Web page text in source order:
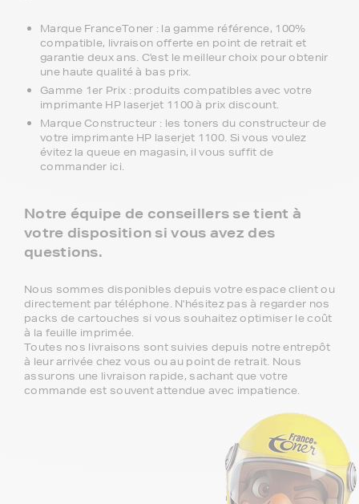
Marque FranceToner : la gamme référence, 100%
compatible, livraison offerte en point de retrait et
garantie deux ans. C'est le meilleur choix pour obtenir
une haute qualité à bas prix.
Gamme 1er Prix : produits compatibles avec votre
imprimante HP laserjet 1100 à prix discount.
Marque Constructeur : les toners du constructeur de
votre imprimante HP laserjet 1100. Si vous voulez
évitez la queue en magasin, il vous suffit de
commander ici.
Notre équipe de conseillers se tient à
votre disposition si vous avez des
questions.
Nous sommes disponibles depuis votre espace client ou
directement par téléphone. N'hésitez pas à regarder nos
packs de cartouches si vous souhaitez optimiser le coût
à la feuille imprimée.
Toutes nos livraisons sont suivies depuis notre entrepôt
à leur arrivée chez vous ou au point de retrait. Nous
assurons une livraison rapide, sachant que votre
commande est souvent attendue avec impatience.